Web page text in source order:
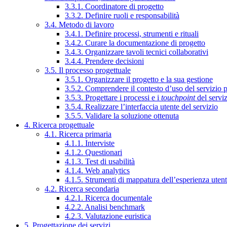
3.3.1. Coordinatore di progetto
3.3.2. Definire ruoli e responsabilità
3.4. Metodo di lavoro
3.4.1. Definire processi, strumenti e rituali
3.4.2. Curare la documentazione di progetto
3.4.3. Organizzare tavoli tecnici collaborativi
3.4.4. Prendere decisioni
3.5. Il processo progettuale
3.5.1. Organizzare il progetto e la sua gestione
3.5.2. Comprendere il contesto d’uso del servizio
3.5.3. Progettare i processi e i touchpointdel
3.5.4. Realizzare l’interfaccia utente del servizio
3.5.5. Validare la soluzione ottenuta
4. Ricerca progettuale
4.1. Ricerca primaria
4.1.1. Interviste
4.1.2. Questionari
4.1.3. Test di usabilità
4.1.4. Web analytics
4.1.5. Strumenti di mappatura dell’esperienza
4.2. Ricerca secondaria
4.2.1. Ricerca documentale
4.2.2. Analisi benchmark
4.2.3. Valutazione euristica
5. Progettazione dei servizi